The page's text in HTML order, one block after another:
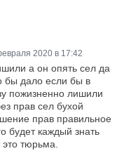
2020 в 17:42
а он опять сел да
бы дало если бы в
пожизненно лишили
прав сел бухой
прав правильное
будет каждый знать
это тюрьма.